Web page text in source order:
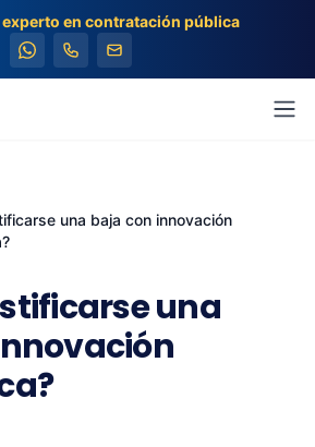
experto en contratación pública
una baja con innovación
una